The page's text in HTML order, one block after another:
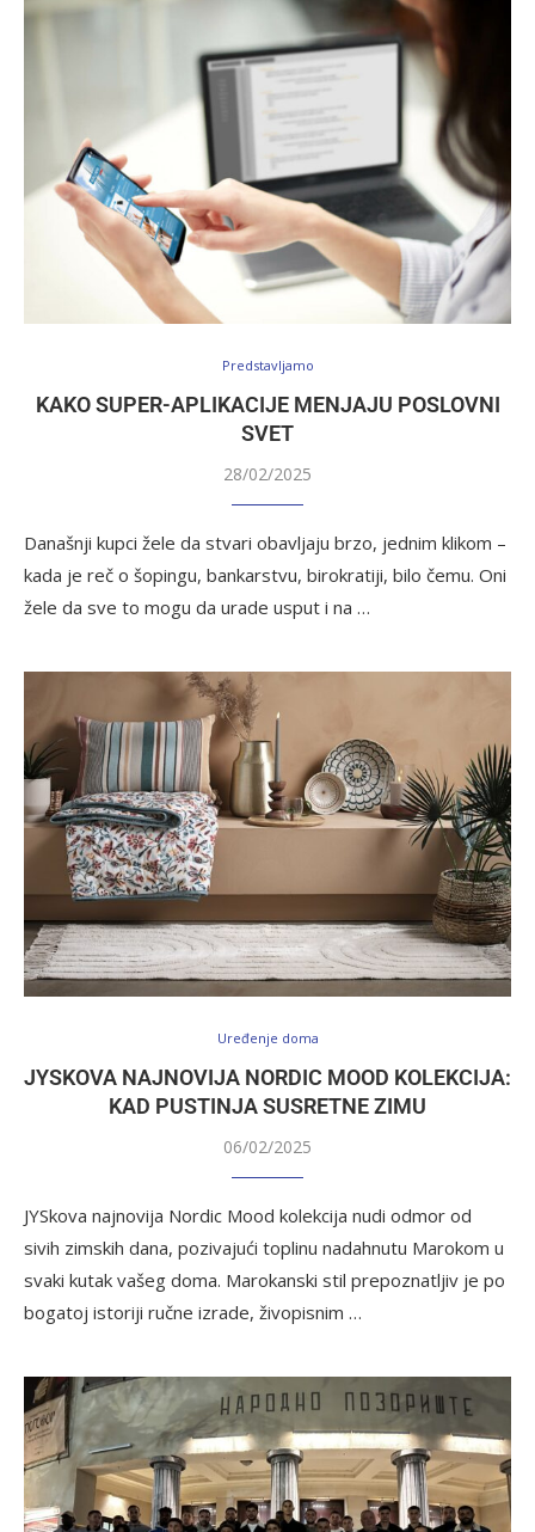
Predstavljamo
KAKO SUPER-APLIKACIJE MENJAJU POSLOVNI
SVET
28/02/2025
Današnji kupci žele da stvari obavljaju brzo, jednim klikom –
kada je reč o šopingu, bankarstvu, birokratiji, bilo čemu. Oni
žele da sve to mogu da urade usput i na …
Uređenje doma
JYSKOVA NAJNOVIJA NORDIC MOOD KOLEKCIJA:
KAD PUSTINJA SUSRETNE ZIMU
06/02/2025
JYSkova najnovija Nordic Mood kolekcija nudi odmor od
sivih zimskih dana, pozivajući toplinu nadahnutu Marokom u
svaki kutak vašeg doma. Marokanski stil prepoznatljiv je po
bogatoj istoriji ručne izrade, živopisnim …